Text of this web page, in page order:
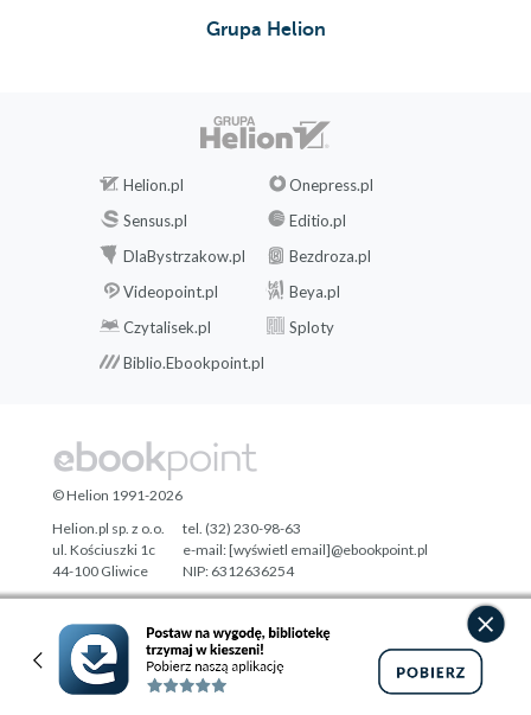
Grupa Helion
Helion.pl
Onepress.pl
Sensus.pl
Editio.pl
DlaBystrzakow.pl
Bezdroza.pl
Videopoint.pl
Beya.pl
Czytalisek.pl
Sploty
Biblio.Ebookpoint.pl
Designed with ♥ byTonik.pl
© Helion 1991-2026
Helion.pl sp. z o.o.
ul. Kościuszki 1c
44-100 Gliwice
tel. (32) 230-98-63
e-mail:[wyświetl email]@ebookpoint.pl
NIP: 6312636254
Regon: 241989027
Pełna wersja strony »